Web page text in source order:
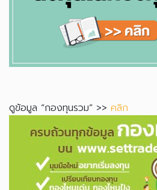
ดูข้อมูล “กองทุนรวม” >> คลิก